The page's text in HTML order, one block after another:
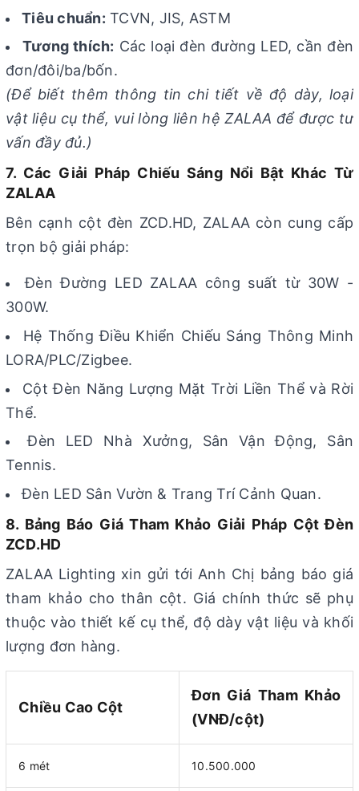
Tiêu chuẩn: TCVN, JIS, ASTM
Tương thích: Các loại đèn đường LED, cần đèn
đơn/đôi/ba/bốn.
(Để biết thêm thông tin chi tiết về độ dày, loại
vật liệu cụ thể, vui lòng liên hệ ZALAA để được tư
vấn đầy đủ.)
7. Các Giải Pháp Chiếu Sáng Nổi Bật Khác Từ
ZALAA
Bên cạnh cột đèn ZCD.HD, ZALAA còn cung cấp
trọn bộ giải pháp:
Đèn Đường LED ZALAA công suất từ 30W -
300W.
Hệ Thống Điều Khiển Chiếu Sáng Thông Minh
LORA/PLC/Zigbee.
Cột Đèn Năng Lượng Mặt Trời Liền Thể và Rời
Thể.
Đèn LED Nhà Xưởng, Sân Vận Động, Sân
Tennis.
Đèn LED Sân Vườn & Trang Trí Cảnh Quan.
8. Bảng Báo Giá Tham Khảo Giải Pháp Cột Đèn
ZCD.HD
ZALAA Lighting xin gửi tới Anh Chị bảng báo giá
tham khảo cho thân cột. Giá chính thức sẽ phụ
thuộc vào thiết kế cụ thể, độ dày vật liệu và khối
lượng đơn hàng.
Chiều Cao Cột
Đơn Giá Tham Khảo
(VNĐ/cột)
6 mét 10.500.000